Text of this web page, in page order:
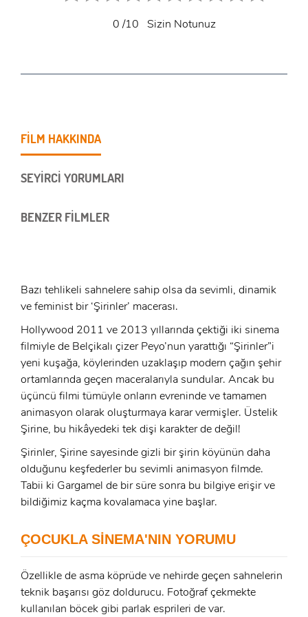
GIRIŞ YAP
E-Posta:
x
ÜYE OL
Ad Soyad:
E-Posta:
0/10 Sizin Notunuz
FİLM HAKKINDA
SEYİRCİ YORUMLARI
BENZER FİLMLER
Bazı tehlikeli sahnelere sahip olsa da sevimli, dinamik
ve feminist bir ‘Şirinler’ macerası.
Hollywood 2011 ve 2013 yıllarında çektiği iki sinema
filmiyle de Belçikalı çizer Peyo’nun yarattığı “Şirinler”i
yeni kuşağa, köylerinden uzaklaşıp modern çağın şehir
ortamlarında geçen maceralarıyla sundular. Ancak bu
üçüncü filmi tümüyle onların evreninde ve tamamen
animasyon olarak oluşturmaya karar vermişler. Üstelik
Şirine, bu hikâyedeki tek dişi karakter de değil!
Şirinler, Şirine sayesinde gizli bir şirin köyünün daha
olduğunu keşfederler bu sevimli animasyon filmde.
Tabii ki Gargamel de bir süre sonra bu bilgiye erişir ve
bildiğimiz kaçma kovalamaca yine başlar.
ÇOCUKLA SİNEMA'NIN YORUMU
Özellikle de asma köprüde ve nehirde geçen sahnelerin
teknik başarısı göz doldurucu. Fotoğraf çekmekte
kullanılan böcek gibi parlak esprileri de var.